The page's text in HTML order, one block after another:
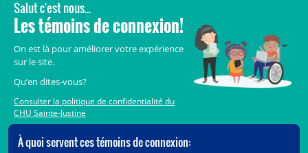
© 2006-2026CHU Sainte-Justine.
Tous droits réservés.
Crédits
Accès aux documents des organismes publics